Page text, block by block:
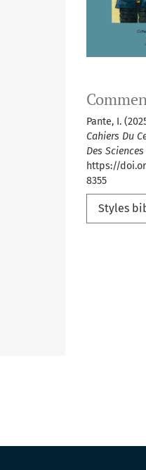
Pante, I.
Cahiers Du
Des
https://
8355
Styles